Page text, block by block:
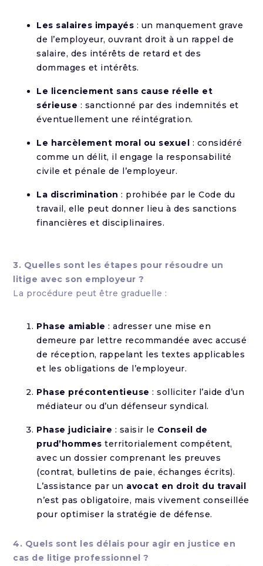
Les salaires impayés : un manquement grave
de l’employeur, ouvrant droit à un rappel de
salaire, des intérêts de retard et des
dommages et intérêts.
Le licenciement sans cause réelle et
sérieuse : sanctionné par des indemnités et
éventuellement une réintégration.
Le harcèlement moral ou sexuel : considéré
comme un délit, il engage la responsabilité
civile et pénale de l’employeur.
La discrimination : prohibée par le Code du
travail, elle peut donner lieu à des sanctions
financières et disciplinaires.
3. Quelles sont les étapes pour résoudre un
litige avec son employeur ?
La procédure peut être graduelle :
Phase amiable : adresser une mise en
demeure par lettre recommandée avec accusé
de réception, rappelant les textes applicables
et les obligations de l’employeur.
Phase précontentieuse : solliciter l’aide d’un
médiateur ou d’un défenseur syndical.
Phase judiciaire : saisir le Conseil de
prud’hommes territorialement compétent,
avec un dossier comprenant les preuves
(contrat, bulletins de paie, échanges écrits).
L’assistance par un avocat en droit du travail
n’est pas obligatoire, mais vivement conseillée
pour optimiser la stratégie de défense.
4. Quels sont les délais pour agir en justice en
cas de litige professionnel ?